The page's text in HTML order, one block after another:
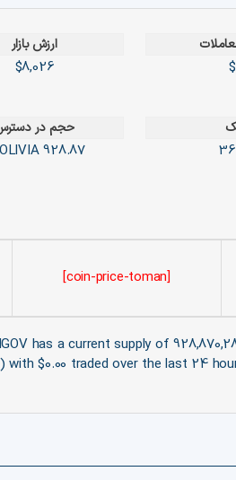
ارزش بازار
$8,026
حجم در
928.87 M
OLIVIA
[coin-price-toman]
has a current supply of
$0.00 traded over the last 24